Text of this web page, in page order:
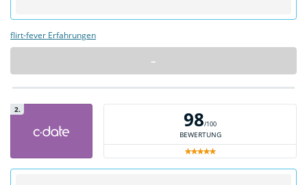
flirt-fever Erfahrungen
–
2. 98/100
BEWERTUNG